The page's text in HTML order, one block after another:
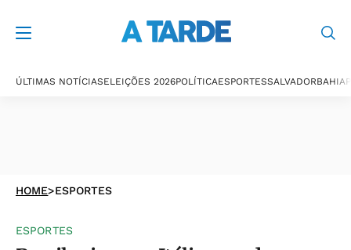
ÚLTIMAS NOTÍCIASELEIÇÕES 2026POLÍTICAESPORTESSALVADORBAHIA
HOME>ESPORTES
ESPORTES